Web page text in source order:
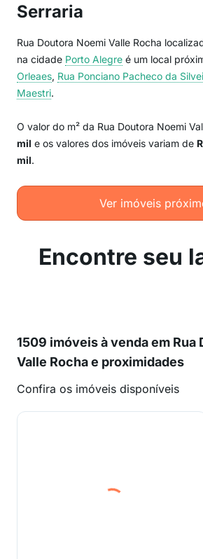
Serraria
Rua Doutora Noemi Valle Rocha
na cidade Porto Alegre é um local
Orleaes, Rua Ponciano Pacheco da
Maestri.
O valor do m² da Rua Doutora Noemi
mil e os valores dos imóveis variam de
mil.
Ver imóveis
Encontre seu
1509 imóveis à venda em Rua
Valle Rocha e proximidades
Confira os imóveis disponíveis